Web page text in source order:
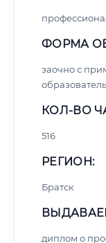
ФОРМА
заочно с
КОЛ-ВО
516
РЕГИОН:
Братск
диплом о